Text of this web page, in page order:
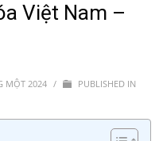
Việt Nam –
MỘT 2024 /
PUBLISHED IN